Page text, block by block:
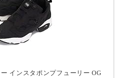
インスタポンプフューリー OG